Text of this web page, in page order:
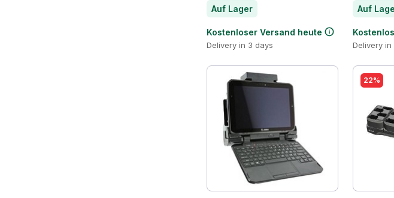
Auf Lager
Kostenloser Versand heute
Delivery in 3 days
Auf
Delivery in
22%